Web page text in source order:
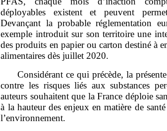
déployables existent et peuvent
Devançant la probable réglementation
exemple introduit sur son territoire une
des produits en papier ou carton destiné à
alimentaires dès juillet 2020.
Considérant ce qui précède, la
contre les risques liés aux substances
auteurs souhaitent que la France déploie
à la hauteur des enjeux en matière de
l’environnement.